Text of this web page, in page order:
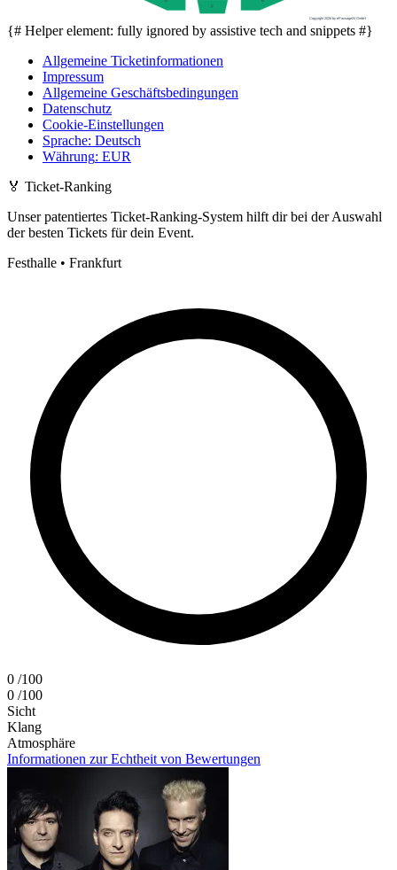
G
F
Copyright 2026 by ePassage24 GmbH
{# Helper element: fully ignored by assistive tech and snippets #}
Allgemeine Ticketinformationen
Impressum
Allgemeine Geschäftsbedingungen
Datenschutz
Cookie-Einstellungen
Sprache: Deutsch
Währung: EUR
🏅 Ticket-Ranking
Unser patentiertes Ticket-Ranking-System hilft dir bei der Auswahl
der besten Tickets für dein Event.
Festhalle • Frankfurt
0 /100
0 /100
Sicht
Klang
Atmosphäre
Informationen zur Echtheit von Bewertungen